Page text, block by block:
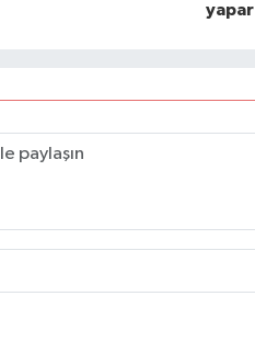
yapar